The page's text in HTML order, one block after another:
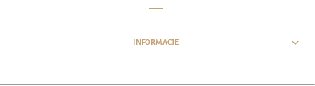
INFORMACJE